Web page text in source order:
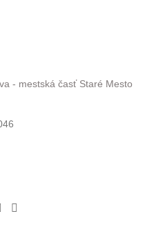
- mestská časť Staré Mesto